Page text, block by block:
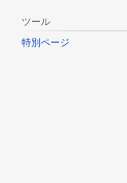
ツール
特別ページ